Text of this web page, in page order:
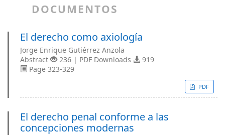
DOCUMENTOS
El derecho como axiología
Jorge Enrique Gutiérrez Anzola
Abstract
236 | PDF Downloads
919
Page 323-329
PDF
El derecho penal conforme a las
concepciones modernas